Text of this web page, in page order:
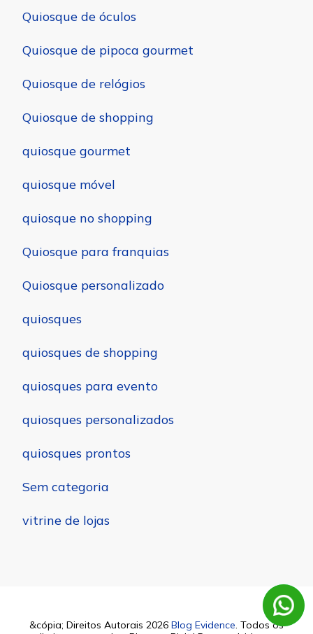
Quiosque de óculos
Quiosque de pipoca gourmet
Quiosque de relógios
Quiosque de shopping
quiosque gourmet
quiosque móvel
quiosque no shopping
Quiosque para franquias
Quiosque personalizado
quiosques
quiosques de shopping
quiosques para evento
quiosques personalizados
quiosques prontos
Sem categoria
vitrine de lojas
&cópia; Direitos Autorais 2026 Blog Evidence. Todos os